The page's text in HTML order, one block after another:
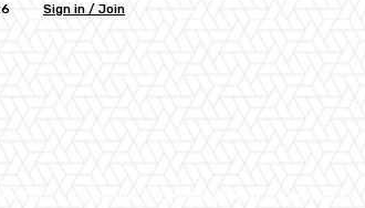
Sign in / Join